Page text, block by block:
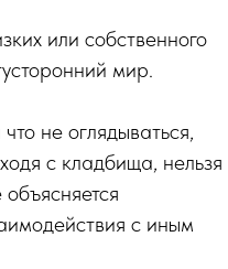
или собственного
мир.
не оглядываться,
с кладбища, нельзя
с иным